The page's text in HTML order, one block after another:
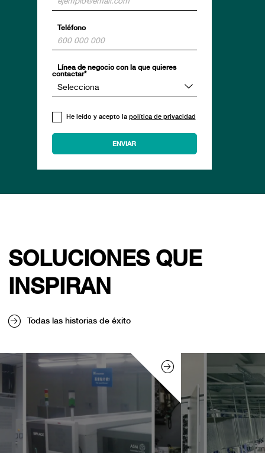
Teléfono
Línea de negocio con la que quieres
contactar*
He leído y acepto la política de privacidad
SOLUCIONES QUE
INSPIRAN
Todas las historias de éxito